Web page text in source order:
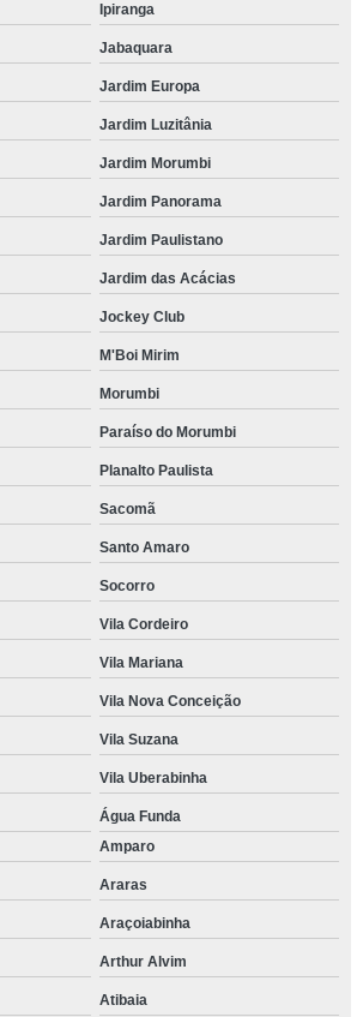
Ipiranga
Jabaquara
Jardim Europa
Jardim Luzitânia
Jardim Morumbi
Jardim Panorama
Jardim Paulistano
Jardim das Acácias
Jockey Club
M'Boi Mirim
Morumbi
Paraíso do Morumbi
Planalto Paulista
Sacomã
Santo Amaro
Socorro
Vila Cordeiro
Vila Mariana
Vila Nova Conceição
Vila Suzana
Vila Uberabinha
Água Funda
Amparo
Araras
Araçoiabinha
Arthur Alvim
Atibaia